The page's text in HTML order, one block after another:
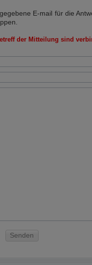
E-mail für die
der Mitteilung sind
Senden